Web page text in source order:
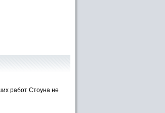
работ Стоуна не